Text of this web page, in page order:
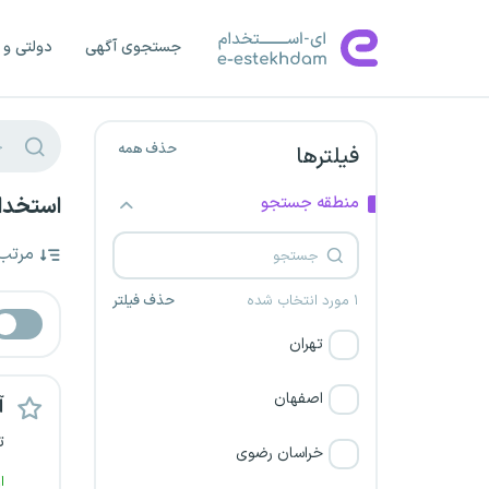
جستجوی آگهی دولتی
فیلترها حذف همه
منطقه جستجو
۱ مورد انتخاب شده حذف فیلتر
تهران
اصفهان
خراسان رضوی